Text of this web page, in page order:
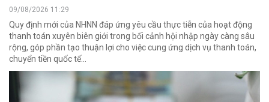
09/08/2026 11:29
Quy định mới của NHNN đáp ứng yêu cầu thực tiễn của hoạt động
thanh toán xuyên biên giới trong bối cảnh hội nhập ngày càng sâu
rộng, góp phần tạo thuận lợi cho việc cung ứng dịch vụ thanh toán,
chuyển tiền quốc tế...